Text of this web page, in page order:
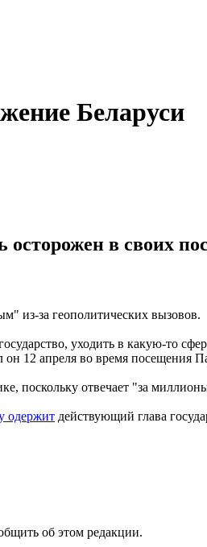
Беларуси
в своих
из-за геополитических вызовов.
уходить в какую-то
12 апреля во время посещения
поскольку отвечает "за
одержит действующий глава
об этом редакции.